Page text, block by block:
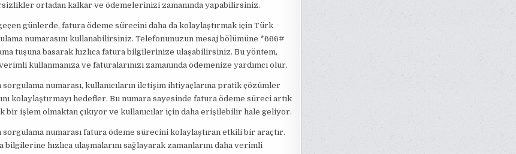
ortadan kalkar ve ödemelerinizi zamanında yapabilirsiniz.
günlerde, fatura ödeme sürecini daha da kolaylaştırmak için Türk
numarasını kullanabilirsiniz. Telefonunuzun mesaj bölümüne *666#
tuşuna basarak hızlıca fatura bilgilerinize ulaşabilirsiniz. Bu yöntem,
verimli kullanmanıza ve faturalarınızı zamanında ödemenize yardımcı olur.
sorgulama numarası, kullanıcıların iletişim ihtiyaçlarına pratik çözümler
kolaylaştırmayı hedefler. Bu numara sayesinde fatura ödeme süreci artık
bir işlem olmaktan çıkıyor ve kullanıcılar için daha erişilebilir hale geliyor.
sorgulama numarası fatura ödeme sürecini kolaylaştıran etkili bir araçtır.
hızlıca ulaşmalarını sağlayarak zamanlarını daha verimli